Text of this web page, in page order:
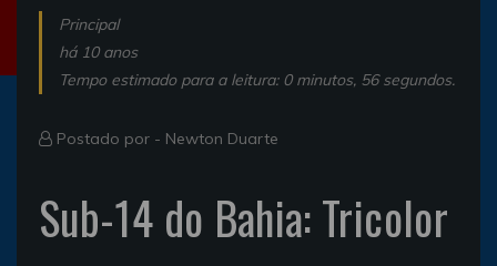
Principal
há 10 anos
Tempo estimado para a leitura: 0 minutos, 56 segundos.
Postado por - Newton Duarte
Sub-14 do Bahia: Tricolor